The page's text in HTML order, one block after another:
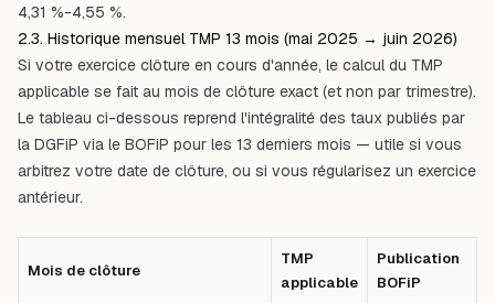
4,31 %-4,55 %.
2.3. Historique mensuel TMP 13 mois (mai 2025 → juin 2026)
Si votre exercice clôture en cours d'année, le calcul du TMP
applicable se fait au mois de clôture exact (et non par trimestre).
Le tableau ci-dessous reprend l'intégralité des taux publiés par
la DGFiP via le BOFiP pour les 13 derniers mois — utile si vous
arbitrez votre date de clôture, ou si vous régularisez un exercice
antérieur.
Mois de clôture
TMP
applicable
Publication
BOFiP